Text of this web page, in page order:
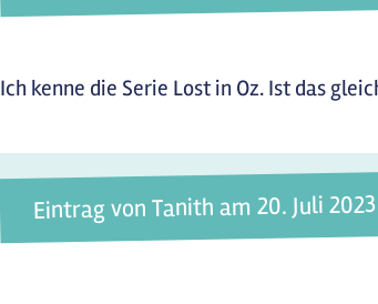
Ich kenne die Serie Lost in Oz. Ist das
Eintrag von Tanith am 20. Juli 2023